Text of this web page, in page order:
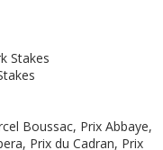
Stakes
Boussac, Prix Abbaye,
Prix du Cadran, Prix